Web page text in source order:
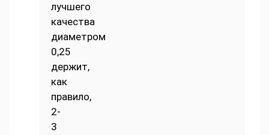
лучшего
качества
диаметром
0,25
держит,
как
правило,
2-
3